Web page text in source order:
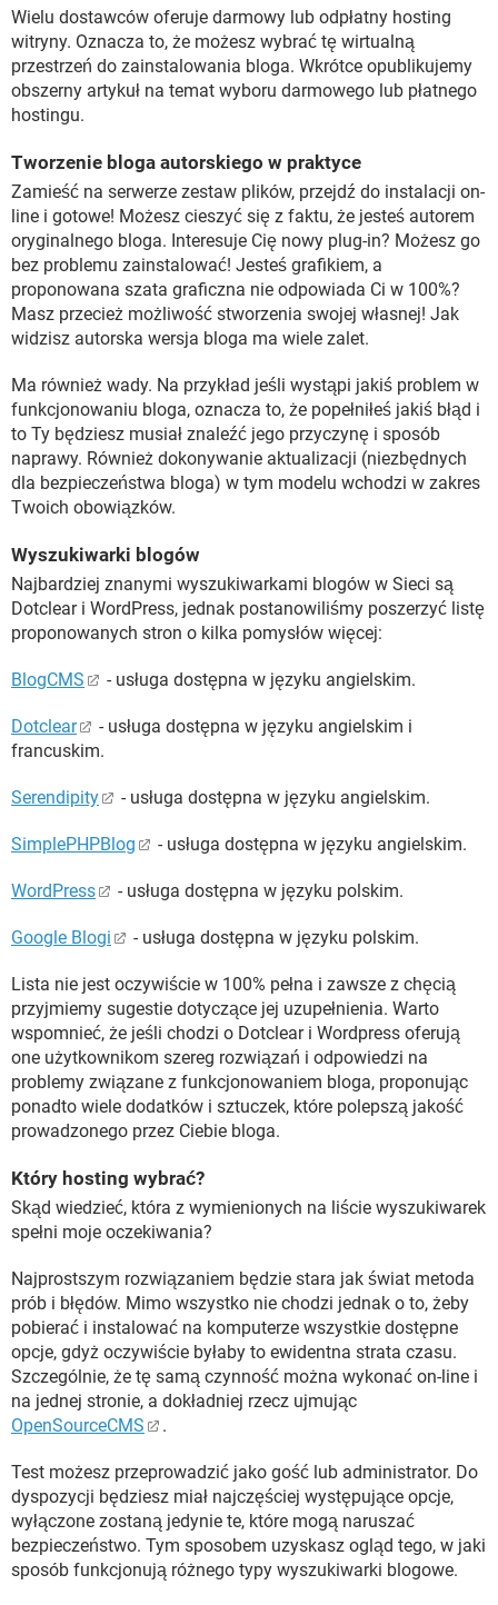
Wielu dostawców oferuje darmowy lub odpłatny hosting
witryny. Oznacza to, że możesz wybrać tę wirtualną
przestrzeń do zainstalowania bloga. Wkrótce opublikujemy
obszerny artykuł na temat wyboru darmowego lub płatnego
hostingu.
Tworzenie bloga autorskiego w praktyce
Zamieść na serwerze zestaw plików, przejdź do instalacji on-
line i gotowe! Możesz cieszyć się z faktu, że jesteś autorem
oryginalnego bloga. Interesuje Cię nowy plug-in? Możesz go
bez problemu zainstalować! Jesteś grafikiem, a
proponowana szata graficzna nie odpowiada Ci w 100%?
Masz przecież możliwość stworzenia swojej własnej! Jak
widzisz autorska wersja bloga ma wiele zalet.
Ma również wady. Na przykład jeśli wystąpi jakiś problem w
funkcjonowaniu bloga, oznacza to, że popełniłeś jakiś błąd i
to Ty będziesz musiał znaleźć jego przyczynę i sposób
naprawy. Również dokonywanie aktualizacji (niezbędnych
dla bezpieczeństwa bloga) w tym modelu wchodzi w zakres
Twoich obowiązków.
Wyszukiwarki blogów
Najbardziej znanymi wyszukiwarkami blogów w Sieci są
Dotclear i WordPress, jednak postanowiliśmy poszerzyć listę
proponowanych stron o kilka pomysłów więcej:
BlogCMS - usługa dostępna w języku angielskim.
Dotclear
- usługa dostępna w języku angielskim i
francuskim.
Serendipity - usługa dostępna w języku angielskim.
SimplePHPBlog - usługa dostępna w języku angielskim.
WordPress - usługa dostępna w języku polskim.
Google Blogi - usługa dostępna w języku polskim.
Lista nie jest oczywiście w 100% pełna i zawsze z chęcią
przyjmiemy sugestie dotyczące jej uzupełnienia. Warto
wspomnieć, że jeśli chodzi o Dotclear i Wordpress oferują
one użytkownikom szereg rozwiązań i odpowiedzi na
problemy związane z funkcjonowaniem bloga, proponując
ponadto wiele dodatków i sztuczek, które polepszą jakość
prowadzonego przez Ciebie bloga.
Który hosting wybrać?
Skąd wiedzieć, która z wymienionych na liście wyszukiwarek
spełni moje oczekiwania?
Najprostszym rozwiązaniem będzie stara jak świat metoda
prób i błędów. Mimo wszystko nie chodzi jednak o to, żeby
pobierać i instalować na komputerze wszystkie dostępne
opcje, gdyż oczywiście byłaby to ewidentna strata czasu.
Szczególnie, że tę samą czynność można wykonać on-line i
na jednej stronie, a dokładniej rzecz ujmując
OpenSourceCMS
.
Test możesz przeprowadzić jako gość lub administrator. Do
dyspozycji będziesz miał najczęściej występujące opcje,
wyłączone zostaną jedynie te, które mogą naruszać
bezpieczeństwo. Tym sposobem uzyskasz ogląd tego, w jaki
sposób funkcjonują różnego typy wyszukiwarki blogowe.